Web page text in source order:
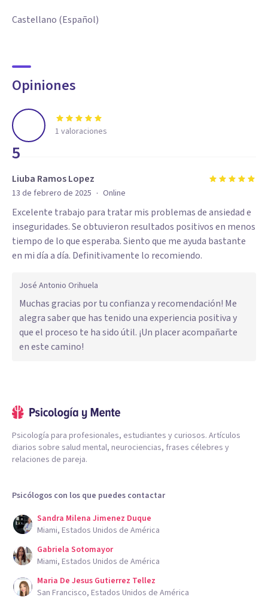
Castellano (Español)
Opiniones
5
1 valoraciones
Liuba Ramos Lopez
13 de febrero de 2025 · Online
Excelente trabajo para tratar mis problemas de ansiedad e
inseguridades. Se obtuvieron resultados positivos en menos
tiempo de lo que esperaba. Siento que me ayuda bastante
en mi día a día. Definitivamente lo recomiendo.
José Antonio Orihuela
Muchas gracias por tu confianza y recomendación! Me
alegra saber que has tenido una experiencia positiva y
que el proceso te ha sido útil. ¡Un placer acompañarte
en este camino!
Psicología para profesionales, estudiantes y curiosos. Artículos
diarios sobre salud mental, neurociencias, frases célebres y
relaciones de pareja.
Psicólogos con los que puedes contactar
Sandra Milena Jimenez Duque
Miami, Estados Unidos de América
Gabriela Sotomayor
Miami, Estados Unidos de América
Maria De Jesus Gutierrez Tellez
San Francisco, Estados Unidos de América